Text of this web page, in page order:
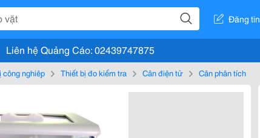
Đăng tin
Liên hệ Quảng Cáo: 02439747875
nghiệp Thiết bị đo kiểm tra Cân điện tử Cân phân tích